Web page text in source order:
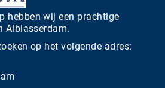
hebben wij een prachtige
Alblasserdam.
op het volgende adres: